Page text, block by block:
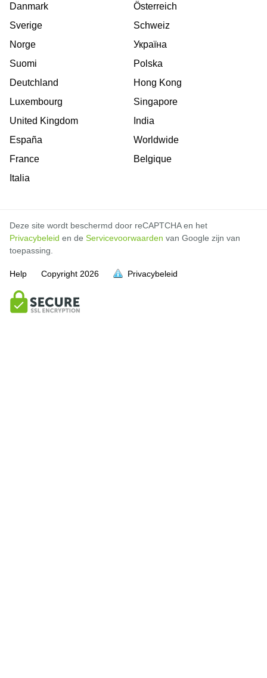
Danmark
Sverige
Norge
Suomi
Deutchland
Luxembourg
United Kingdom
España
France
Italia
Österreich
Schweiz
Україна
Polska
Hong Kong
Singapore
India
Worldwide
Belgique
Deze site wordt beschermd door reCAPTCHA en het
Privacybeleid en de Servicevoorwaarden van Google zijn van
toepassing.
Help Copyright 2026 Privacybeleid